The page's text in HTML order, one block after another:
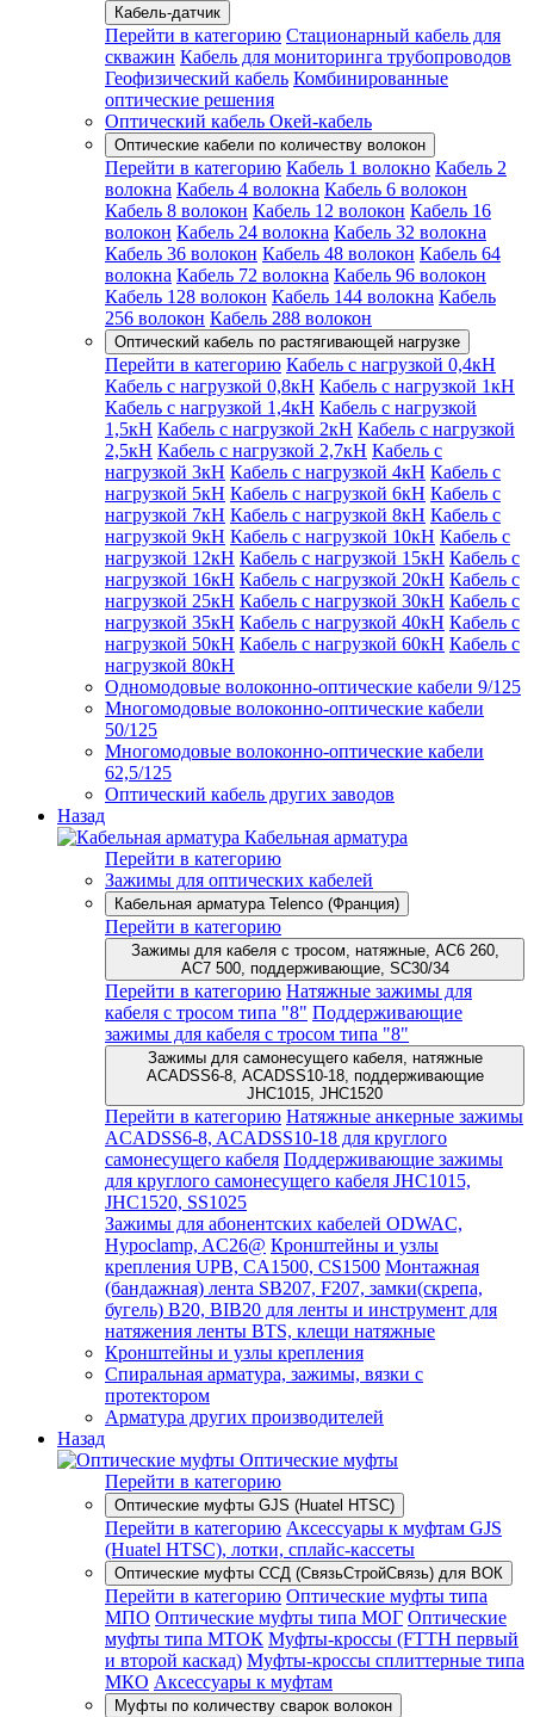
Кабель-датчик
Перейти в категорию Стационарный кабель для
скважин Кабель для мониторинга трубопроводов
Геофизический кабель Комбинированные
оптические решения
Оптический кабель Окей-кабель
Оптические кабели по количеству волокон
Перейти в категорию Кабель 1 волокно Кабель 2
волокна Кабель 4 волокна Кабель 6 волокон
Кабель 8 волокон Кабель 12 волокон Кабель 16
волокон Кабель 24 волокна Кабель 32 волокна
Кабель 36 волокон Кабель 48 волокон Кабель 64
волокна Кабель 72 волокна Кабель 96 волокон
Кабель 128 волокон Кабель 144 волокна Кабель
256 волокон Кабель 288 волокон
Оптический кабель по растягивающей нагрузке
Перейти в категорию Кабель с нагрузкой 0,4кН
Кабель с нагрузкой 0,8кН Кабель с нагрузкой 1кН
Кабель с нагрузкой 1,4кН Кабель с нагрузкой
1,5кН Кабель с нагрузкой 2кН Кабель с нагрузкой
2,5кН Кабель с нагрузкой 2,7кН Кабель с
нагрузкой 3кН Кабель с нагрузкой 4кН Кабель с
нагрузкой 5кН Кабель с нагрузкой 6кН Кабель с
нагрузкой 7кН Кабель с нагрузкой 8кН Кабель с
нагрузкой 9кН Кабель с нагрузкой 10кН Кабель с
нагрузкой 12кН Кабель с нагрузкой 15кН Кабель с
нагрузкой 16кН Кабель с нагрузкой 20кН Кабель с
нагрузкой 25кН Кабель с нагрузкой 30кН Кабель с
нагрузкой 35кН Кабель с нагрузкой 40кН Кабель с
нагрузкой 50кН Кабель с нагрузкой 60кН Кабель с
нагрузкой 80кН
Одномодовые волоконно-оптические кабели 9/125
Многомодовые волоконно-оптические кабели
50/125
Многомодовые волоконно-оптические кабели
62,5/125
Оптический кабель других заводов
Назад
Кабельная арматура
Перейти в категорию
Зажимы для оптических кабелей
Кабельная арматура Telenco (Франция)
Перейти в категорию
Зажимы для кабеля с тросом, натяжные, AC6 260,
AC7 500, поддерживающие, SC30/34
Перейти в категорию Натяжные зажимы для
кабеля с тросом типа "8" Поддерживающие
зажимы для кабеля с тросом типа "8"
Зажимы для самонесущего кабеля, натяжные
ACADSS6-8, ACADSS10-18, поддерживающие
JHC1015, JHC1520
Перейти в категорию Натяжные анкерные зажимы
ACADSS6-8, ACADSS10-18 для круглого
самонесущего кабеля Поддерживающие зажимы
для круглого самонесущего кабеля JHC1015,
JHC1520, SS1025
Зажимы для абонентских кабелей ODWAC,
Hypoclamp, AC26@ Кронштейны и узлы
крепления UPB, CA1500, CS1500 Монтажная
(бандажная) лента SB207, F207, замки(скрепа,
бугель) B20, BIB20 для ленты и инструмент для
натяжения ленты BTS, клещи натяжные
Кронштейны и узлы крепления
Спиральная арматура, зажимы, вязки с
протектором
Арматура других производителей
Назад
Оптические муфты
Перейти в категорию
Оптические муфты GJS (Huatel HTSC)
Перейти в категорию Аксессуары к муфтам GJS
(Huatel HTSC), лотки, сплайс-кассеты
Оптические муфты ССД (СвязьСтройСвязь) для ВОК
Перейти в категорию Оптические муфты типа
МПО Оптические муфты типа МОГ Оптические
муфты типа МТОК Муфты-кроссы (FTTH первый
и второй каскад) Муфты-кроссы сплиттерные типа
МКО Аксессуары к муфтам
Муфты по количеству сварок волокон